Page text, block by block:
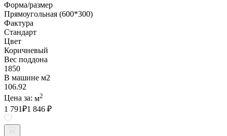
Форма/размер
Прямоугольная (600*300)
Фактура
Стандарт
Цвет
Коричневый
Вес поддона
1850
В машине м2
106.92
Цена за: м2
1 791₽1 846 ₽